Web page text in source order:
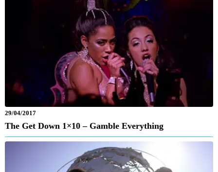
29/04/2017
The Get Down 1×10 – Gamble Everything